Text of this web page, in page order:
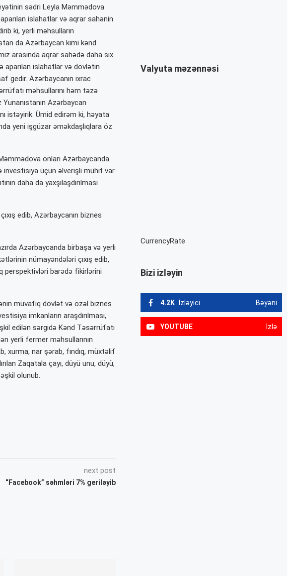
sədri Leyla Məmmədova
islahatlar və aqrar sahənin
ki, yerli məhsulların
da Azərbaycan kimi kənd
arasında aqrar sahədə daha sıx
aparılan islahatlar və dövlətin
gedir. Azərbaycanın ixrac
məhsullarını həm təzə
Azərbaycan
istəyirik. Ümid edirəm ki, həyata
yeni işgüzar əməkdaşlıqlara öz
onları Azərbaycanda
investisiya üçün əlverişli mühit var
daha da yaxşılaşdırılması
edib, Azərbaycanın biznes
Azərbaycanda birbaşa və yerli
nümayəndələri çıxış edib,
perspektivləri barədə fikirlərini
müvafiq dövlət və özəl biznes
imkanların araşdırılması,
edilən sərgidə Kənd Təsərrüfatı
yerli fermer məhsullarının
xurma, nar şərab, fındıq, müxtəlif
Zaqatala çayı, düyü unu, düyü,
olunub.
next post
“Facebook” səhmləri 7% geriləyib
Valyuta məzənnəsi
CurrencyRate
Bizi izləyin
4.2K İzləyici Bəyəni
YOUTUBE İzlə